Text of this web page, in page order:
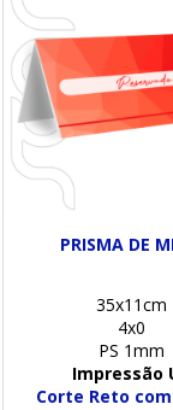
PRISMA DE
35x11cm
4x0
PS 1mm
Impressão
Corte Reto